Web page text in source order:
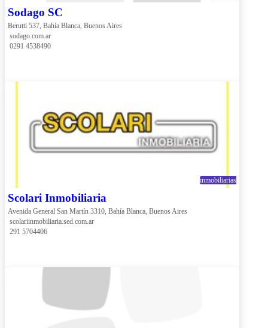
Sodago SC
Berutti 537, Bahía Blanca, Buenos Aires
sodago.com.ar
0291 4538490
inmobiliarias
Scolari Inmobiliaria
Avenida General San Martín 3310, Bahía Blanca, Buenos Aires
scolariinmobiliaria.sed.com.ar
291 5704406